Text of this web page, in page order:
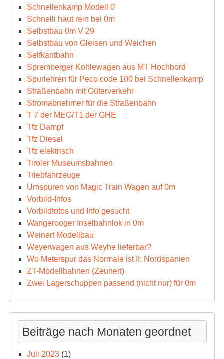
Schnellenkamp Modell 0
Schnelli haut rein bei 0m
Selbstbau 0m V 29
Selbstbau von Gleisen und Weichen
Selfkantbahn
Spremberger Kohlewagen aus MT Hochbord
Spurlehren für Peco code 100 bei Schnellenkamp
Straßenbahn mit Güterverkehr
Stromabnehmer für die Straßenbahn
T 7 der MEG/T1 der GHE
Tfz Dampf
Tfz Diesel
Tfz elektrisch
Tiroler Museumsbahnen
Triebfahrzeuge
Umspuren von Magic Train Wagen auf 0m
Vorbild-Infos
Vorbildfotos und Info gesucht
Wangerooger Inselbahnlok in 0m
Weinert Modellbau
Weyerwagen aus Weyhe lieferbar?
Wo Meterspur das Normale ist II: Nordspanien
ZT-Modellbahnen (Zeunert)
Zwei Lagerschuppen passend (nicht nur) für 0m
Beiträge nach Monaten geordnet
Juli 2023(1)